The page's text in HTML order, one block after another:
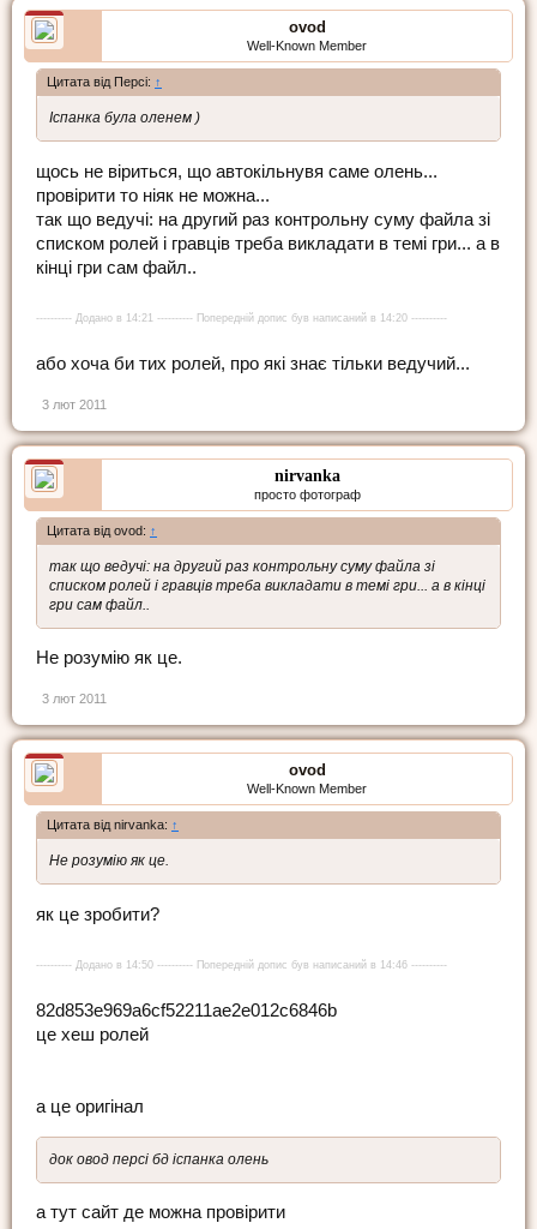
ovod
Well-Known Member
Цитата від Персі: ↑
Іспанка була оленем )
щось не віриться, що автокільнувя саме олень...
провірити то ніяк не можна...
так що ведучі: на другий раз контрольну суму файла зі
списком ролей і гравців треба викладати в темі гри... а в
кінці гри сам файл..
---------- Додано в 14:21 ---------- Попередній допис був написаний в 14:20 ----------
або хоча би тих ролей, про які знає тільки ведучий...
3 лют 2011
nirvanka
просто фотограф
Цитата від ovod: ↑
так що ведучі: на другий раз контрольну суму файла зі
списком ролей і гравців треба викладати в темі гри... а в кінці
гри сам файл..
Не розумію як це.
3 лют 2011
ovod
Well-Known Member
Цитата від nirvanka: ↑
Не розумію як це.
як це зробити?
---------- Додано в 14:50 ---------- Попередній допис був написаний в 14:46 ----------
82d853e969a6cf52211ae2e012c6846b
це хеш ролей
а це оригінал
док овод персі бд іспанка олень
а тут сайт де можна провірити